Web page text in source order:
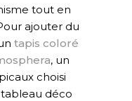
tout en
ajouter du
tapis coloré
, un
choisi
déco